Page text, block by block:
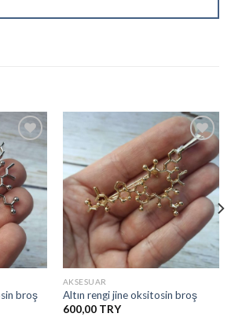
İstek
Listesine
Ekle
broş
İstek
Listesine
Ekle
AKSESUAR
Altın rengi jine oksitosin broş
600,00